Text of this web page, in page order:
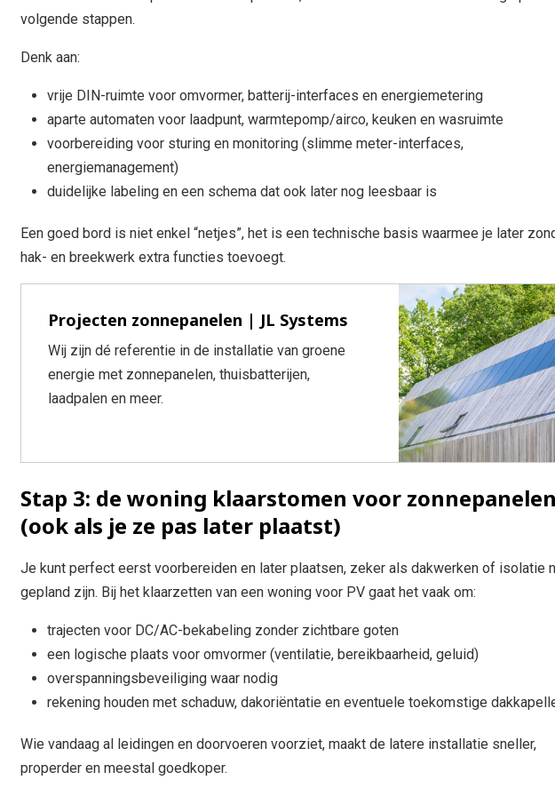
volgende stappen.
Denk aan:
vrije DIN-ruimte voor omvormer, batterij-interfaces en energiemetering
aparte automaten voor laadpunt, warmtepomp/airco, keuken en wasruimte
voorbereiding voor sturing en monitoring (slimme meter-interfaces,
energiemanagement)
duidelijke labeling en een schema dat ook later nog leesbaar is
Een goed bord is niet enkel “netjes”, het is een technische basis waarmee je later
hak- en breekwerk extra functies toevoegt.
Projecten zonnepanelen | JL Systems
Wij zijn dé referentie in de installatie van groene
energie met zonnepanelen, thuisbatterijen,
laadpalen en meer.
Stap 3: de woning klaarstomen voor
(ook als je ze pas later plaatst)
Je kunt perfect eerst voorbereiden en later plaatsen, zeker als dakwerken of isolatie
gepland zijn. Bij het klaarzetten van een woning voor PV gaat het vaak om:
trajecten voor DC/AC-bekabeling zonder zichtbare goten
een logische plaats voor omvormer (ventilatie, bereikbaarheid, geluid)
overspanningsbeveiliging waar nodig
rekening houden met schaduw, dakoriëntatie en eventuele toekomstige
Wie vandaag al leidingen en doorvoeren voorziet, maakt de latere installatie sneller,
properder en meestal goedkoper.